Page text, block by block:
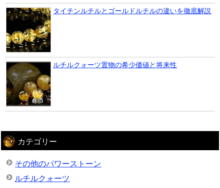
タイチンルチルとゴールドルチルの違いを徹底解説
ルチルクォーツ置物の希少価値と将来性
カテゴリー
その他のパワーストーン
ルチルクォーツ